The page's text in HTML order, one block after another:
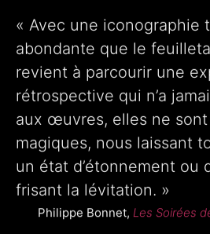
« Avec une iconographie
abondante que le
revient à parcourir une
rétrospective qui n’a
aux œuvres, elles ne sont
magiques, nous laissant
un état d’étonnement ou
frisant la lévitation. »
Philippe Bonnet, Les Soirées